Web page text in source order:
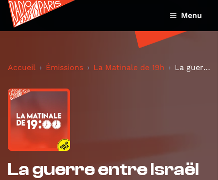
Menu
Accueil Émissions La Matinale de 19h La guerre entre Israël et le Hamas & Rencontres av...
La guerre entre Israël